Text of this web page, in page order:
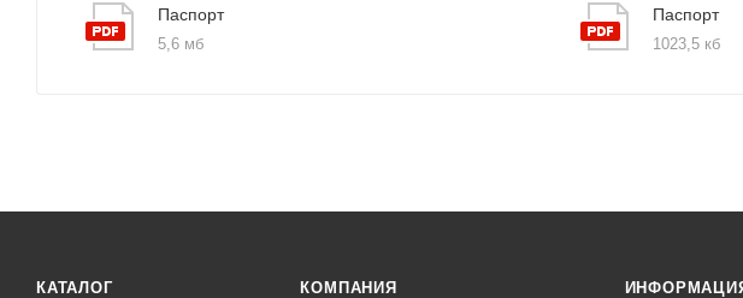
Паспорт
5,6 мб
Паспорт
1023,5 кб
КАТАЛОГ КОМПАНИЯ